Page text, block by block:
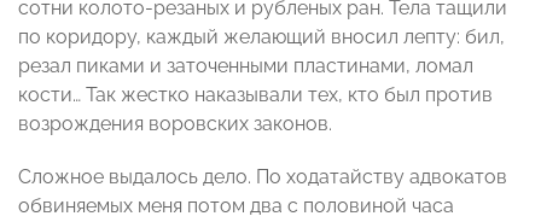
сотни колото-резаных и рубленых ран. Тела тащили
по коридору, каждый желающий вносил лепту: бил,
резал пиками и заточенными пластинами, ломал
кости… Так жестко наказывали тех, кто был против
возрождения воровских законов.
Сложное выдалось дело. По ходатайству адвокатов
обвиняемых меня потом два с половиной часа